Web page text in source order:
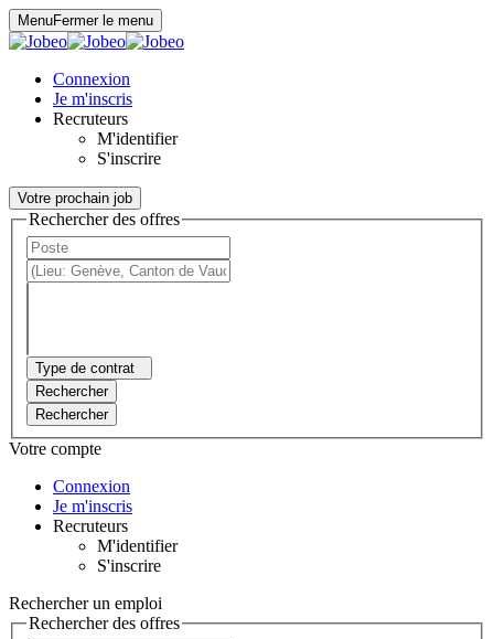
MenuFermer le menu
Connexion
Je m'inscris
Recruteurs
M'identifier
S'inscrire
Votre prochain job
Rechercher des offres
Type de contrat
Rechercher
Rechercher
Votre compte
Connexion
Je m'inscris
Recruteurs
M'identifier
S'inscrire
Rechercher un emploi
Rechercher des offres
Panneau de gestion des cookies